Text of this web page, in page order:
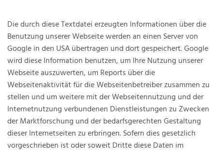
Die durch diese Textdatei erzeugten Informationen über die
Benutzung unserer Webseite werden an einen Server von
Google in den USA übertragen und dort gespeichert. Google
wird diese Information benutzen, um Ihre Nutzung unserer
Webseite auszuwerten, um Reports über die
Webseitenaktivität für die Webseitenbetreiber zusammen zu
stellen und um weitere mit der Webseitennutzung und der
Internetnutzung verbundenen Dienstleistungen zu Zwecken
der Marktforschung und der bedarfsgerechten Gestaltung
dieser Internetseiten zu erbringen. Sofern dies gesetzlich
vorgeschrieben ist oder soweit Dritte diese Daten im